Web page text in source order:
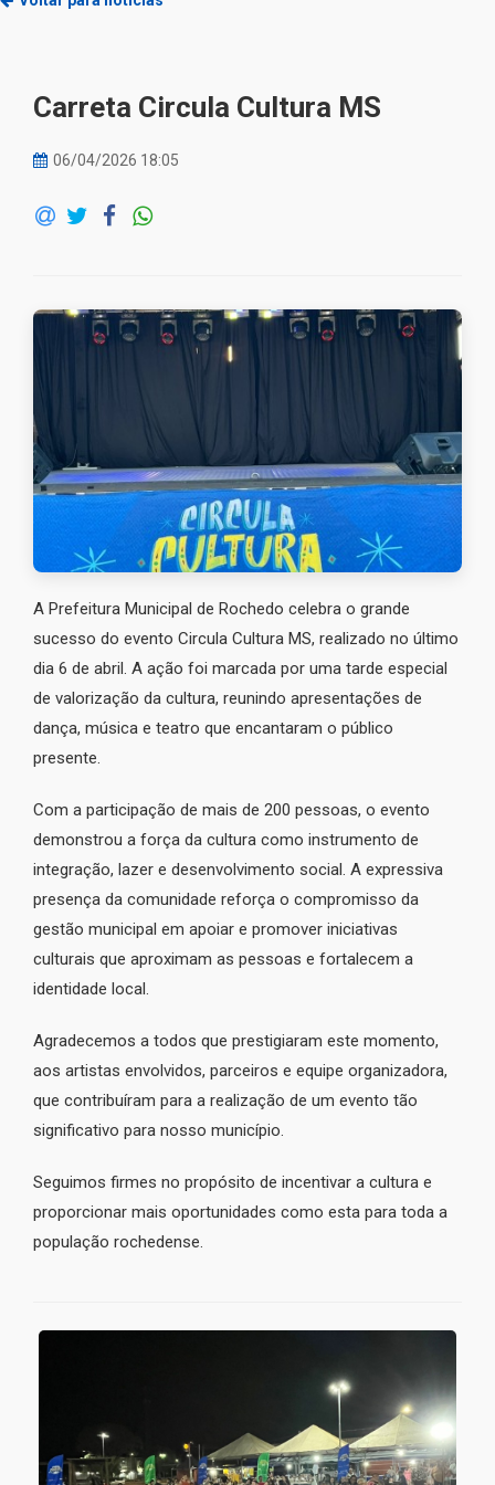
Carreta Circula Cultura MS
06/04/2026 18:05
A Prefeitura Municipal de Rochedo celebra o grande
sucesso do evento Circula Cultura MS, realizado no último
dia 6 de abril. A ação foi marcada por uma tarde especial
de valorização da cultura, reunindo apresentações de
dança, música e teatro que encantaram o público
presente.
Com a participação de mais de 200 pessoas, o evento
demonstrou a força da cultura como instrumento de
integração, lazer e desenvolvimento social. A expressiva
presença da comunidade reforça o compromisso da
gestão municipal em apoiar e promover iniciativas
culturais que aproximam as pessoas e fortalecem a
identidade local.
Agradecemos a todos que prestigiaram este momento,
aos artistas envolvidos, parceiros e equipe organizadora,
que contribuíram para a realização de um evento tão
significativo para nosso município.
Seguimos firmes no propósito de incentivar a cultura e
proporcionar mais oportunidades como esta para toda a
população rochedense.